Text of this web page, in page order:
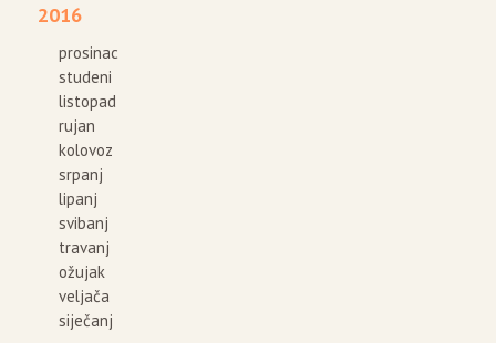
2016
prosinac
studeni
listopad
rujan
kolovoz
srpanj
lipanj
svibanj
travanj
ožujak
veljača
siječanj